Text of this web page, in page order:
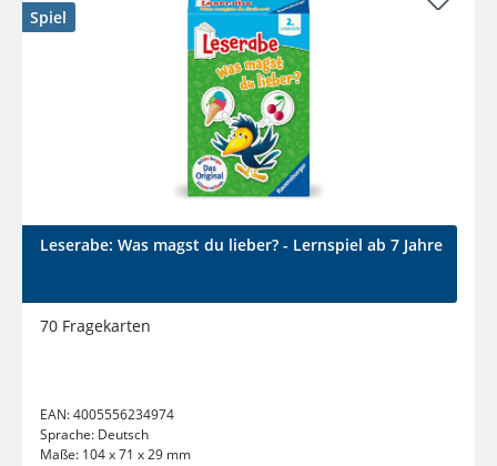
Spiel
Leserabe: Was magst du lieber? - Lernspiel ab 7 Jahre
70 Fragekarten
EAN:4005556234974
Sprache: Deutsch
Maße: 104 x 71 x 29 mm